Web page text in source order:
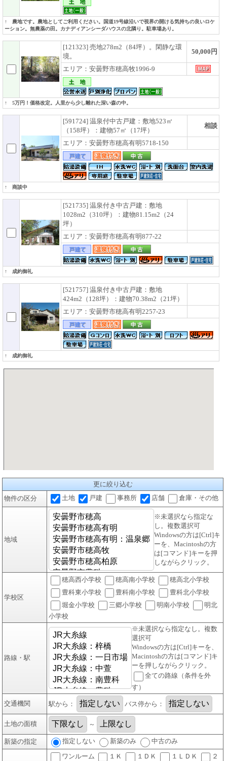
↑ 農地です。農地としてご利用ください。国道19号線沿いで視界の開ける気持ちの良いロケ
ーション。無農薬の田。カナディアンシーダハウスの北隣り。駐車場あり。
[121323] 売地278m2（84坪）。閑静な環
境。
50,000円
エリア：安曇野市穂高牧1996-9
↑ 5万円！価格改定。人里から少し離れた深い森の中。
[591724] 温泉付中古戸建：敷地523㎡
（158坪）：建物57㎡（17坪）
相談
エリア：安曇野市穂高有明5718-150
↑ 商談中
[521735] 温泉付き中古戸建：敷地
1028m2（310坪）：建物81.15m2（24
坪）
エリア：安曇野市穂高有明877-22
↑ 成約御礼
[521757] 温泉付き中古戸建：敷地
424m2（128坪）：建物70.38m2（21坪）
エリア：安曇野市穂高有明2257-23
↑ 成約御礼
更に絞り込む
物件の区分
土地 戸建 事務所 店舗 倉庫・その他
地域
※未選択なら指定な
し。複数選択可
Windowsの方は[Ctrl]キ
ーを、Macintoshの方
は[コマンド]キーを押
しながらクリック。
学校区
穂高西小学校 穂高南小学校
穂高北小学校
豊科東小学校
豊科南小学校
豊科北小学校
堀金小学校
三郷小学校 明南小学校
明北
小学校
路線・駅
※未選択なら指定なし。複数
選択可
Windowsの方は[Ctrl]キーを、
Macintoshの方は[コマンド]キ
ーを押しながらクリック。
全ての路線（条件を外
す）
交通機関 駅から： バス停から：
土地の面積 ～
新築の指定 指定しない 新築のみ 中古のみ
ワンルーム １Ｋ １ＤＫ １ＬＤＫ
２